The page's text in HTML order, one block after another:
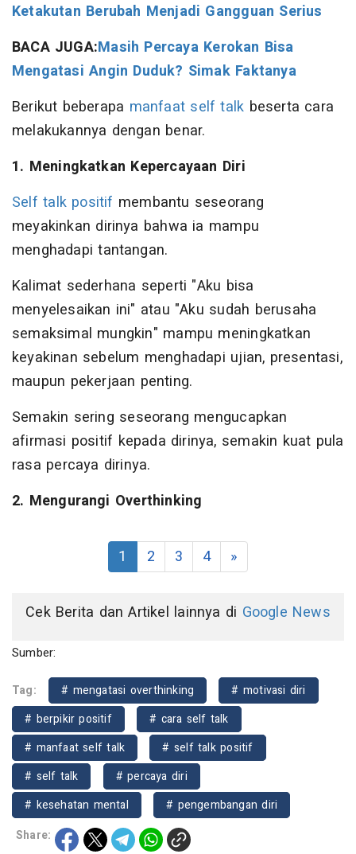
Ketakutan Berubah Menjadi Gangguan Serius
BACA JUGA:Masih Percaya Kerokan Bisa
Mengatasi Angin Duduk? Simak Faktanya
Berikut beberapa manfaat self talk beserta cara
melakukannya dengan benar.
1. Meningkatkan Kepercayaan Diri
Self talk positif membantu seseorang
meyakinkan dirinya bahwa ia mampu
menghadapi tantangan.
Kalimat sederhana seperti "Aku bisa
menyelesaikan ini" atau "Aku sudah berusaha
semaksimal mungkin" mampu meningkatkan
keyakinan sebelum menghadapi ujian, presentasi,
maupun pekerjaan penting.
Semakin sering seseorang mengucapkan
afirmasi positif kepada dirinya, semakin kuat pula
rasa percaya dirinya.
2. Mengurangi Overthinking
1 2 3 4 »
Cek Berita dan Artikel lainnya di Google News
Sumber:
Tag: # mengatasi overthinking
# motivasi diri
# berpikir positif
# cara self talk
# manfaat self talk
# self talk positif
# self talk
# percaya diri
# kesehatan mental
# pengembangan diri
Share: